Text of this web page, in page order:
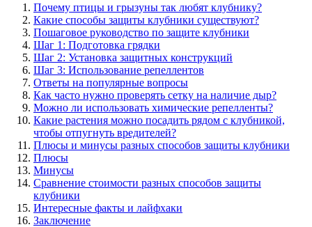
Почему птицы и грызуны так любят клубнику?
Какие способы защиты клубники существуют?
Пошаговое руководство по защите клубники
Шаг 1: Подготовка грядки
Шаг 2: Установка защитных конструкций
Шаг 3: Использование репеллентов
Ответы на популярные вопросы
Как часто нужно проверять сетку на наличие дыр?
Можно ли использовать химические репелленты?
Какие растения можно посадить рядом с клубникой,
чтобы отпугнуть вредителей?
Плюсы и минусы разных способов защиты клубники
Плюсы
Минусы
Сравнение стоимости разных способов защиты
клубники
Интересные факты и лайфхаки
Заключение